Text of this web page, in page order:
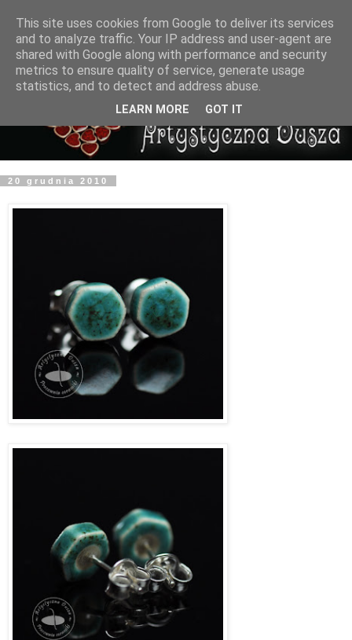
20 grudnia 2010
This site uses cookies from Google to deliver its services
and to analyze traffic. Your IP address and user-agent are
shared with Google along with performance and security
metrics to ensure quality of service, generate usage
statistics, and to detect and address abuse.
LEARN MORE GOT IT